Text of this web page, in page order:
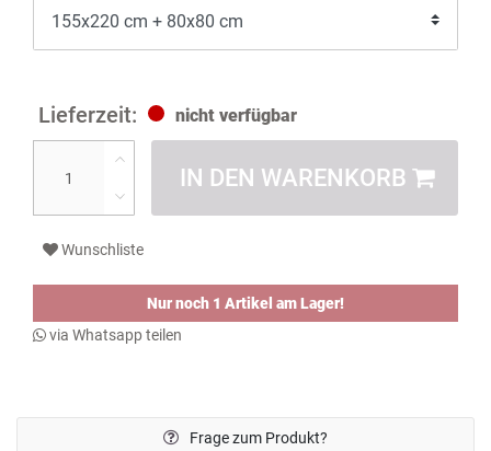
nicht verfügbar
IN DEN WARENKORB
Wunschliste
Nur noch 1 Artikel am Lager!
via Whatsapp teilen
Frage zum Produkt?